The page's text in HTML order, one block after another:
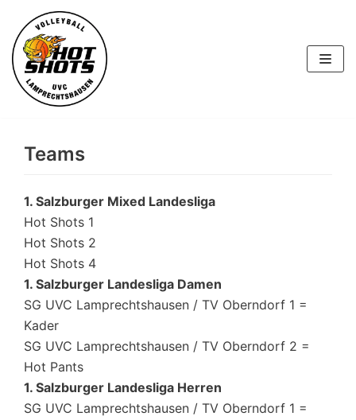
Skip
to
content
Teams
1. Salzburger Mixed Landesliga
Hot Shots 1
Hot Shots 2
Hot Shots 4
1. Salzburger Landesliga Damen
SG UVC Lamprechtshausen / TV Oberndorf 1 =
Kader
SG UVC Lamprechtshausen / TV Oberndorf 2 =
Hot Pants
1. Salzburger Landesliga Herren
SG UVC Lamprechtshausen / TV Oberndorf 1 =